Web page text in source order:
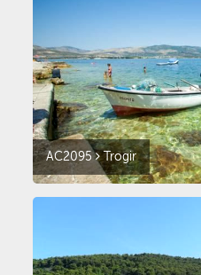
AC2095 Trogir